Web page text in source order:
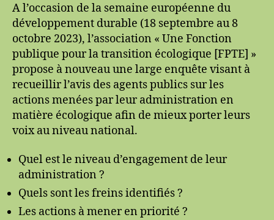
A l’occasion de la semaine européenne du
développement durable (18 septembre au 8
octobre 2023), l’association « Une Fonction
publique pour la transition écologique [FPTE] »
propose à nouveau une large enquête visant à
recueillir l’avis des agents publics sur les
actions menées par leur administration en
matière écologique afin de mieux porter leurs
voix au niveau national.
Quel est le niveau d’engagement de leur
administration ?
Quels sont les freins identifiés ?
Les actions à mener en priorité ?